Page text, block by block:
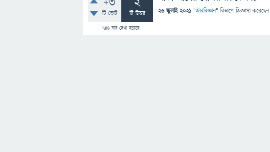
টি ভোট টি উত্তর
744বার দেখা হয়েছে
26 জুলাই 2021 "জীববিজ্ঞান" বিভাগে জিজ্ঞাসাকরেছেন